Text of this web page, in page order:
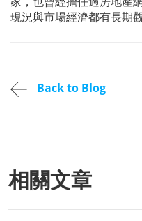
現況與市場經濟都有長期
Back to Blog
相關文章